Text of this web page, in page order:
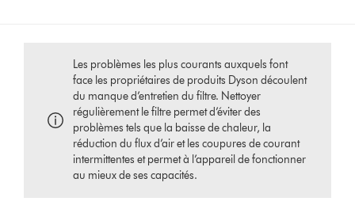
Les problèmes les plus courants auxquels font
face les propriétaires de produits Dyson découlent
du manque d’entretien du filtre. Nettoyer
régulièrement le filtre permet d’éviter des
problèmes tels que la baisse de chaleur, la
réduction du flux d’air et les coupures de courant
intermittentes et permet à l’appareil de fonctionner
au mieux de ses capacités.